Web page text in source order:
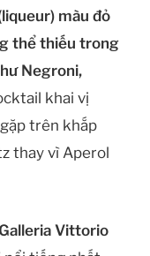
màu đỏ
thể thiếu trong
Negroni,
khai vị
trên khắp
thay vì Aperol
Galleria Vittorio